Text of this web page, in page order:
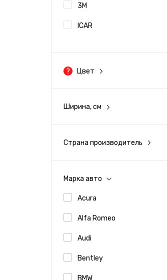
3M
ICAR
VINYL4YOU
ТД Синтез
Цвет
Белый
Желтый
Красный
Ширина, см
Страна производитель
Япония
Марка авто
Acura
Alfa Romeo
Audi
Bentley
BMW